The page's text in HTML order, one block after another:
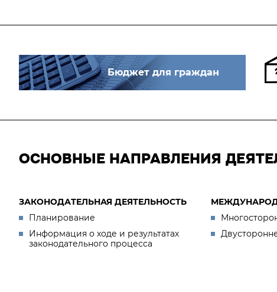
Бюджет для граждан
ОСНОВНЫЕ НАПРАВЛЕНИЯ
ЗАКОНОДАТЕЛЬНАЯ ДЕЯТЕЛЬНОСТЬ
Планирование
Информация о ходе и результатах
законодательного процесса